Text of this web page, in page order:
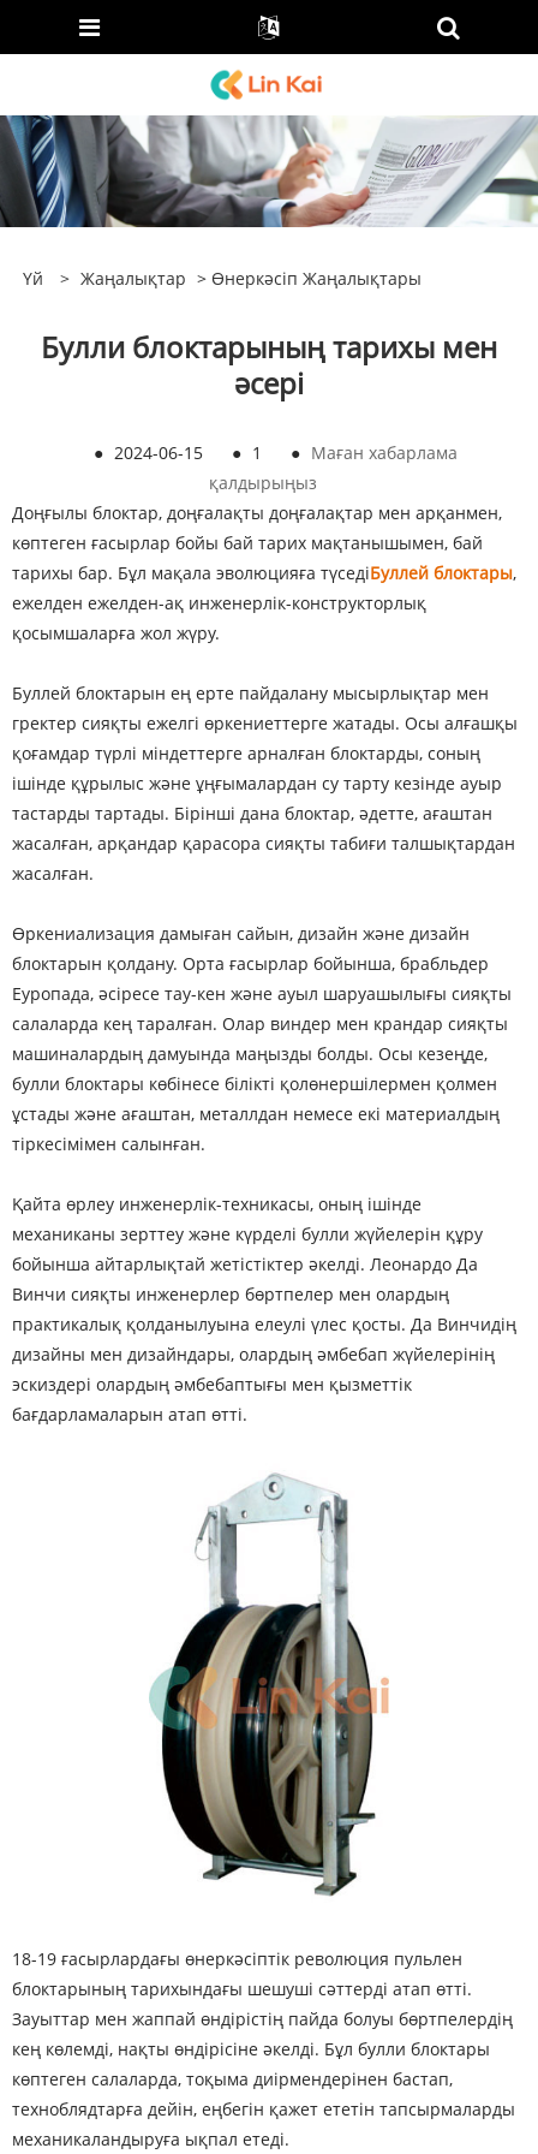
Үй > Жаңалықтар > Өнеркәсіп Жаңалықтары
Булли блоктарының тарихы мен
әсері
● 2024-06-15 ● 1 ● Маған хабарлама
қалдырыңыз
Доңғылы блоктар, доңғалақты доңғалақтар мен арқанмен,
көптеген ғасырлар бойы бай тарих мақтанышымен, бай
тарихы бар. Бұл мақала эволюцияға түседіБуллей блоктары,
ежелден ежелден-ақ инженерлік-конструкторлық
қосымшаларға жол жүру.
Буллей блоктарын ең ерте пайдалану мысырлықтар мен
гректер сияқты ежелгі өркениеттерге жатады. Осы алғашқы
қоғамдар түрлі міндеттерге арналған блоктарды, соның
ішінде құрылыс және ұңғымалардан су тарту кезінде ауыр
тастарды тартады. Бірінші дана блоктар, әдетте, ағаштан
жасалған, арқандар қарасора сияқты табиғи талшықтардан
жасалған.
Өркениализация дамыған сайын, дизайн және дизайн
блоктарын қолдану. Орта ғасырлар бойынша, брабльдер
Еуропада, әсіресе тау-кен және ауыл шаруашылығы сияқты
салаларда кең таралған. Олар виндер мен крандар сияқты
машиналардың дамуында маңызды болды. Осы кезеңде,
булли блоктары көбінесе білікті қолөнершілермен қолмен
ұстады және ағаштан, металлдан немесе екі материалдың
тіркесімімен салынған.
Қайта өрлеу инженерлік-техникасы, оның ішінде
механиканы зерттеу және күрделі булли жүйелерін құру
бойынша айтарлықтай жетістіктер әкелді. Леонардо Да
Винчи сияқты инженерлер бөртпелер мен олардың
практикалық қолданылуына елеулі үлес қосты. Да Винчидің
дизайны мен дизайндары, олардың әмбебап жүйелерінің
эскиздері олардың әмбебаптығы мен қызметтік
бағдарламаларын атап өтті.
18-19 ғасырлардағы өнеркәсіптік революция пульлен
блоктарының тарихындағы шешуші сәттерді атап өтті.
Зауыттар мен жаппай өндірістің пайда болуы бөртпелердің
кең көлемді, нақты өндірісіне әкелді. Бұл булли блоктары
көптеген салаларда, тоқыма диірмендерінен бастап,
техноблядтарға дейін, еңбегін қажет ететін тапсырмаларды
механикаландыруға ықпал етеді.